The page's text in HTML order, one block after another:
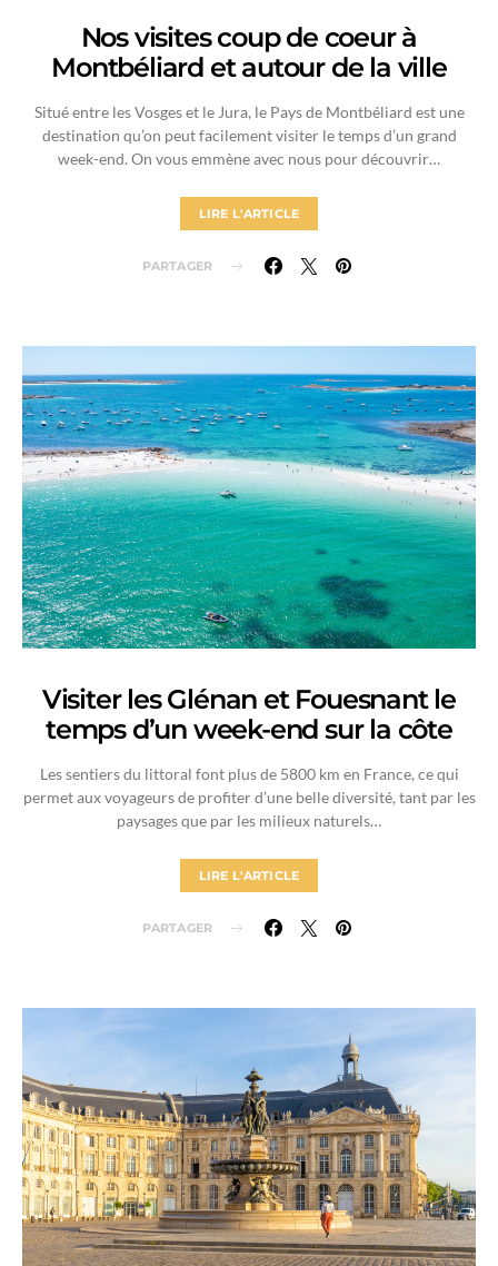
Nos visites coup de coeur à
Montbéliard et autour de la ville
Situé entre les Vosges et le Jura, le Pays de Montbéliard est une
destination qu’on peut facilement visiter le temps d’un grand
week-end. On vous emmène avec nous pour découvrir…
LIRE L'ARTICLE
PARTAGER
Visiter les Glénan et Fouesnant le
temps d’un week-end sur la côte
Les sentiers du littoral font plus de 5800 km en France, ce qui
permet aux voyageurs de profiter d’une belle diversité, tant par les
paysages que par les milieux naturels…
LIRE L'ARTICLE
PARTAGER